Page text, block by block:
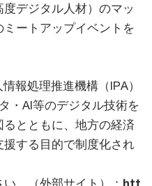
デジタル人材）のマッ
ートアップイベントを
報処理推進機構（IPA）
・AI等のデジタル技術を
とともに、地方の経済
する目的で制度化され
。（外部サイト）： htt